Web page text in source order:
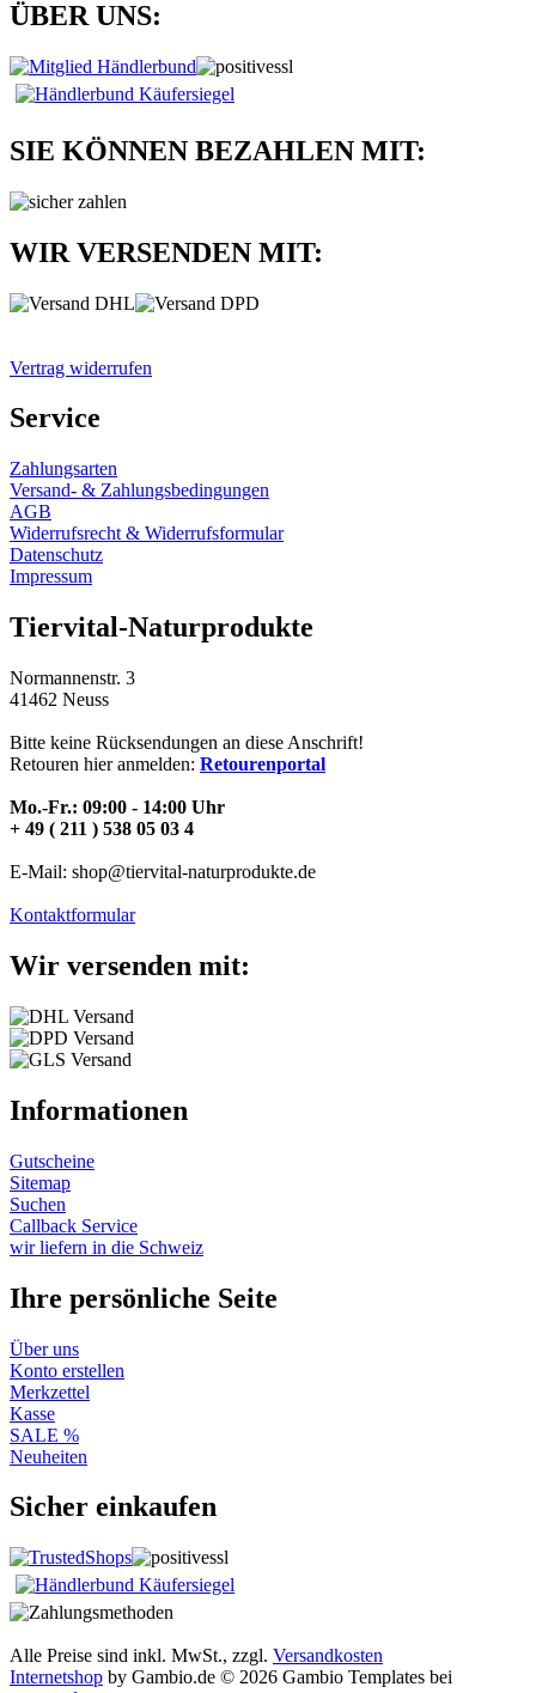
ÜBER UNS:
SIE KÖNNEN BEZAHLEN MIT:
WIR VERSENDEN MIT:
Vertrag widerrufen
Service
Zahlungsarten
Versand- & Zahlungsbedingungen
AGB
Widerrufsrecht & Widerrufsformular
Datenschutz
Impressum
Tiervital-Naturprodukte
Normannenstr. 3
41462 Neuss
Bitte keine Rücksendungen an diese Anschrift!
Retouren hier anmelden: Retourenportal
Mo.-Fr.: 09:00 - 14:00 Uhr
+ 49 ( 211 ) 538 05 03 4
E-Mail: shop@tiervital-naturprodukte.de
Kontaktformular
Wir versenden mit:
Informationen
Gutscheine
Sitemap
Suchen
Callback Service
wir liefern in die Schweiz
Ihre persönliche Seite
Über uns
Konto erstellen
Merkzettel
Kasse
SALE %
Neuheiten
Sicher einkaufen
Alle Preise sind inkl. MwSt., zzgl. Versandkosten
Internetshop by Gambio.de © 2026 Gambio Templates bei